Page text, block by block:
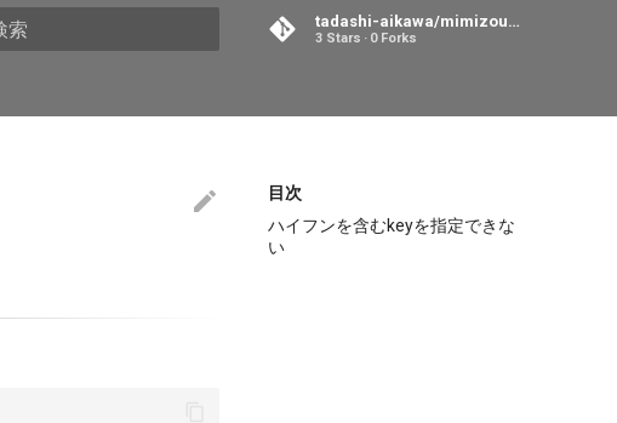
tadashi-aikawa/mimizou-room
3 Stars 0 Forks
目次
ハイフンを含むkeyを指定できな
い